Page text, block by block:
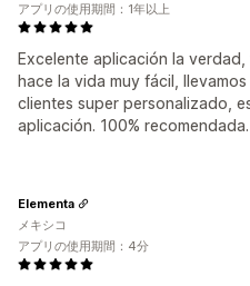
Excelente aplicación la
hace la vida muy fácil,
clientes super personalizado,
aplicación. 100% recomendada.
アプリの使用期間：1年以上
Elementa
メキシコ
アプリの使用期間：4分